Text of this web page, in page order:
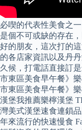
必喫的代表性美食之
是個不可或缺的存在
好的朋友，這次打的
的各店家資訊以及丹
久候，打電話直接訂
市東區美食早午餐》
市東區美食早午餐》
漢堡我推薦樂檸漢堡
灣美式漢堡速食連鎖
年來流行的快速慢食